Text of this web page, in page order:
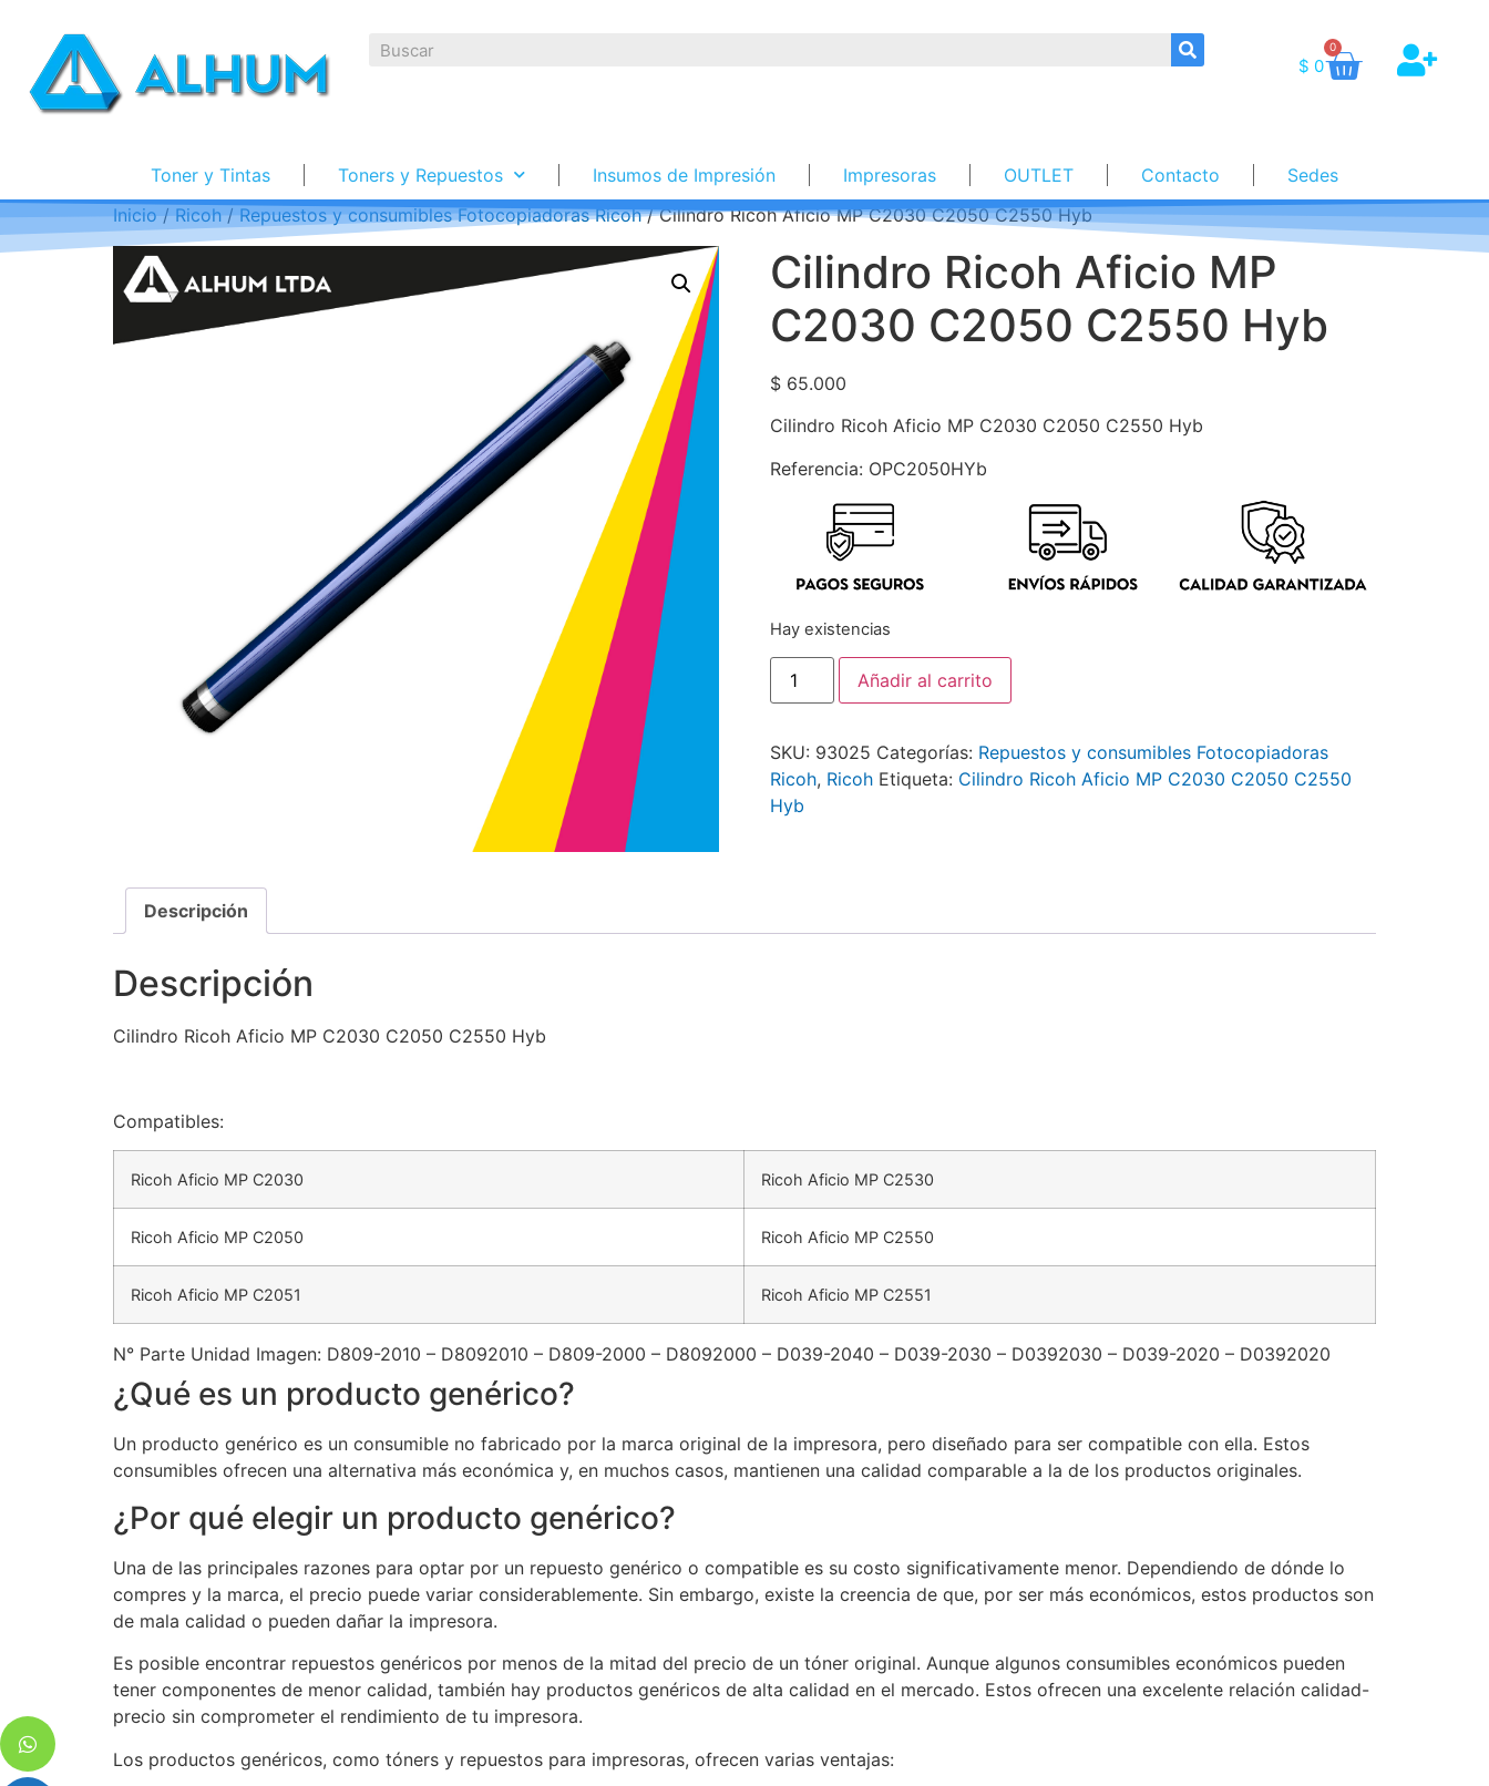
$ 0
0
Toner y Tintas Toners y Repuestos Insumos de Impresión Impresoras OUTLET Contacto
Sedes
Inicio/Ricoh/Repuestos y consumibles Fotocopiadoras Ricoh/ Cilindro Ricoh Aficio MP C2030 C2050 C2550 Hyb
Cilindro Ricoh Aficio MP
C2030 C2050 C2550 Hyb
$65.000
Cilindro Ricoh Aficio MP C2030 C2050 C2550 Hyb
Referencia: OPC2050HYb
Hay existencias
Añadir al carrito
SKU: 93025 Categorías: Repuestos y consumibles Fotocopiadoras
Ricoh, Ricoh Etiqueta: Cilindro Ricoh Aficio MP C2030 C2050 C2550
Hyb
Descripción
Descripción
Cilindro Ricoh Aficio MP C2030 C2050 C2550 Hyb
Compatibles:
Ricoh Aficio MP C2030 Ricoh Aficio MP C2530
Ricoh Aficio MP C2050 Ricoh Aficio MP C2550
Ricoh Aficio MP C2051 Ricoh Aficio MP C2551
N° Parte Unidad Imagen: D809-2010 – D8092010 – D809-2000 – D8092000 – D039-2040 – D039-2030 – D0392030 – D039-2020 – D0392020
¿Qué es un producto genérico?
Un producto genérico es un consumible no fabricado por la marca original de la impresora, pero diseñado para ser compatible con ella. Estos
consumibles ofrecen una alternativa más económica y, en muchos casos, mantienen una calidad comparable a la de los productos originales.
¿Por qué elegir un producto genérico?
Una de las principales razones para optar por un repuesto genérico o compatible es su costo significativamente menor. Dependiendo de dónde lo
compres y la marca, el precio puede variar considerablemente. Sin embargo, existe la creencia de que, por ser más económicos, estos productos son
de mala calidad o pueden dañar la impresora.
Es posible encontrar repuestos genéricos por menos de la mitad del precio de un tóner original. Aunque algunos consumibles económicos pueden
tener componentes de menor calidad, también hay productos genéricos de alta calidad en el mercado. Estos ofrecen una excelente relación calidad-
precio sin comprometer el rendimiento de tu impresora.
Los productos genéricos, como tóners y repuestos para impresoras, ofrecen varias ventajas: